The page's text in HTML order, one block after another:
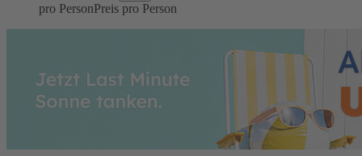
pro PersonPreis pro Person